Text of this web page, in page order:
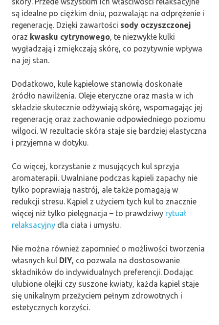
są idealne po ciężkim dniu, pozwalając na odprężenie i
regenerację. Dzięki zawartości sody oczyszczonej
oraz kwasku cytrynowego, te niezwykłe kulki
wygładzają i zmiękczają skórę, co pozytywnie wpływa
na jej stan.
Dodatkowo, kule kąpielowe stanowią doskonałe
źródło nawilżenia. Oleje eteryczne oraz masła w ich
składzie skutecznie odżywiają skórę, wspomagając jej
regenerację oraz zachowanie odpowiedniego poziomu
wilgoci. W rezultacie skóra staje się bardziej elastyczna
i przyjemna w dotyku.
Co więcej, korzystanie z musujących kul sprzyja
aromaterapii. Uwalniane podczas kąpieli zapachy nie
tylko poprawiają nastrój, ale także pomagają w
redukcji stresu. Kąpiel z użyciem tych kul to znacznie
więcej niż tylko pielęgnacja – to prawdziwy rytuał
relaksacyjny dla ciała i umysłu.
Nie można również zapomnieć o możliwości tworzenia
własnych kul DIY, co pozwala na dostosowanie
składników do indywidualnych preferencji. Dodając
ulubione olejki czy suszone kwiaty, każda kąpiel staje
się unikalnym przeżyciem pełnym zdrowotnych i
estetycznych korzyści.